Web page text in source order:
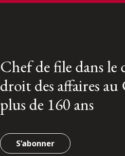
Chef de file dans le
droit des affaires au
plus de 160 ans
S'abonner